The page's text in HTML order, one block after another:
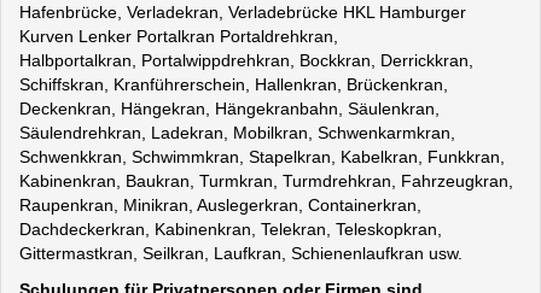
Hafenbrücke, Verladekran, Verladebrücke HKL Hamburger
Kurven Lenker Portalkran Portaldrehkran,
Halbportalkran, Portalwippdrehkran, Bockkran, Derrickkran,
Schiffskran, Kranführerschein, Hallenkran, Brückenkran,
Deckenkran, Hängekran, Hängekranbahn, Säulenkran,
Säulendrehkran, Ladekran, Mobilkran, Schwenkarmkran,
Schwenkkran, Schwimmkran, Stapelkran, Kabelkran, Funkkran,
Kabinenkran, Baukran, Turmkran, Turmdrehkran, Fahrzeugkran,
Raupenkran, Minikran, Auslegerkran, Containerkran,
Dachdeckerkran, Kabinenkran, Telekran, Teleskopkran,
Gittermastkran, Seilkran, Laufkran, Schienenlaufkran usw.